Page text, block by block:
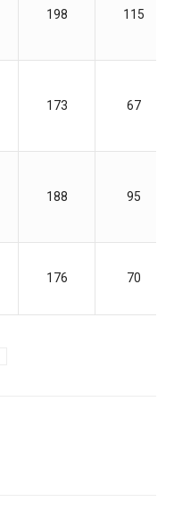
198 115
173 67
188 95
176 70